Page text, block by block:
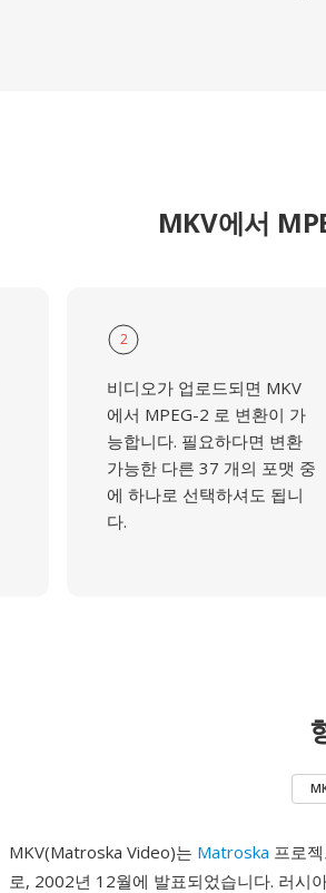
MKV에서
2
비디오가 업로드되면 MKV
에서 MPEG-2 로 변환이 가
능합니다. 필요하다면 변환
가능한 다른 37 개의 포맷 중
에 하나로 선택하셔도 됩니
다.
MKV(Matroska Video)는 Matroska 프로
로, 2002년 12월에 발표되었습니다. 러시